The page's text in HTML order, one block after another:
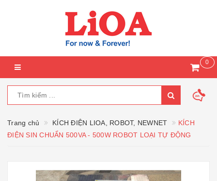
0
Trang chủ KÍCH ĐIỆN LIOA, ROBOT, NEWNET
KÍCH
ĐIỆN SIN CHUẨN 500VA - 500W ROBOT LOẠI TỰ ĐỘNG